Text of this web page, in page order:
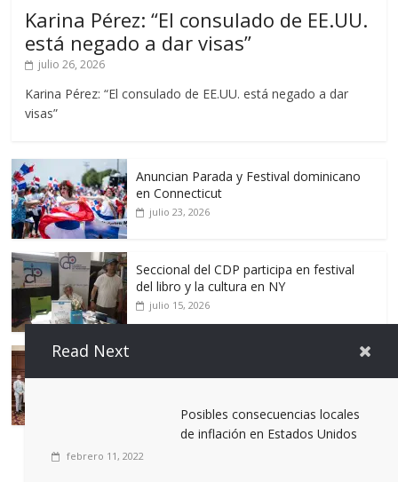
Karina Pérez: “El consulado de EE.UU.
está negado a dar visas”
julio 26, 2026
Karina Pérez: “El consulado de EE.UU. está negado a dar
visas”
Anuncian Parada y Festival dominicano
en Connecticut
julio 23, 2026
Seccional del CDP participa en festival
del libro y la cultura en NY
julio 15, 2026
Dominicana Week 2026
Read Next
Posibles consecuencias locales
de inflación en Estados Unidos
febrero 11, 2022